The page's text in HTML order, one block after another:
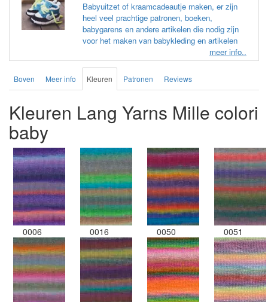
Babyuitzet of kraamcadeautje maken, er zijn
heel veel prachtige patronen, boeken,
babygarens en andere artikelen die nodig zijn
voor het maken van babykleding en artikelen
meer info..
Boven Meer info Kleuren Patronen Reviews
Kleuren Lang Yarns Mille colori
baby
0006 0016 0050 0051